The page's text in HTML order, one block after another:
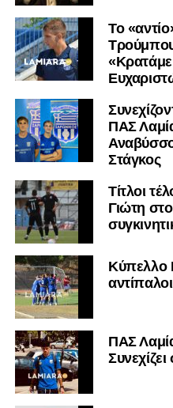
Το
ΠΑΣ
Στάγκος
Τίτλοι
Γιώτη
Κύπελλο
ΠΑΣ